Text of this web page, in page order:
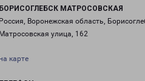
МАТРОСОВСКАЯ
Воронежская область,
улица, 162
карте